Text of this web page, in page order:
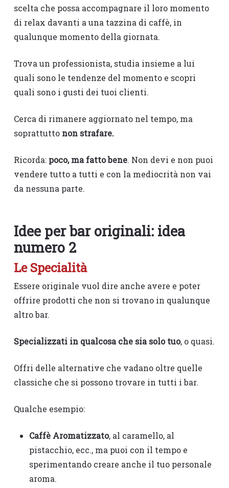
scelta che possa accompagnare il loro momento
di relax davanti a una tazzina di caffè, in
qualunque momento della giornata.
Trova un professionista, studia insieme a lui
quali sono le tendenze del momento e scopri
quali sono i gusti dei tuoi clienti.
Cerca di rimanere aggiornato nel tempo, ma
soprattutto non strafare.
Ricorda: poco, ma fatto bene. Non devi e non puoi
vendere tutto a tutti e con la mediocrità non vai
da nessuna parte.
Idee per bar originali: idea
numero 2
Le Specialità
Essere originale vuol dire anche avere e poter
offrire prodotti che non si trovano in qualunque
altro bar.
Specializzati in qualcosa che sia solo tuo, o quasi.
Offri delle alternative che vadano oltre quelle
classiche che si possono trovare in tutti i bar.
Qualche esempio:
Caffè Aromatizzato, al caramello, al
pistacchio, ecc., ma puoi con il tempo e
sperimentando creare anche il tuo personale
aroma.